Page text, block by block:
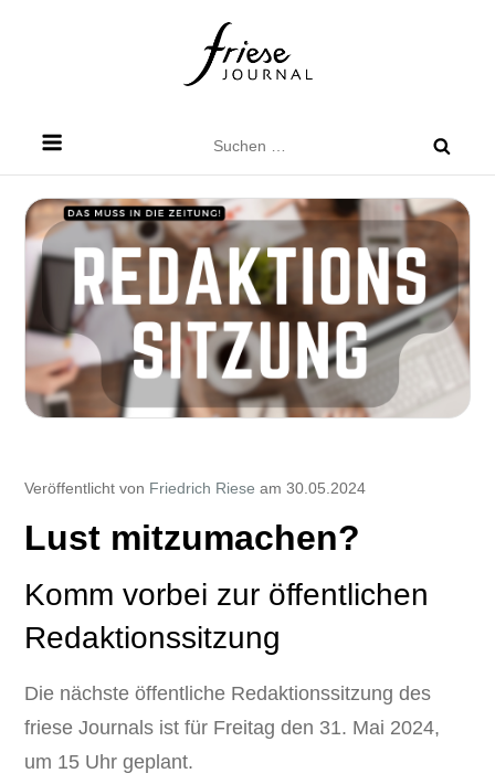
nach:
Veröffentlicht von Friedrich Riese am 30.05.2024
Lust mitzumachen?
Komm vorbei zur öffentlichen
Redaktionssitzung
Die nächste öffentliche Redaktionssitzung des
friese Journals ist für Freitag den 31. Mai 2024,
um 15 Uhr geplant.